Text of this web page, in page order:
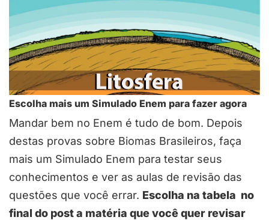
Escolha mais um Simulado Enem para fazer agora
Mandar bem no Enem é tudo de bom. Depois
destas provas sobre Biomas Brasileiros, faça
mais um Simulado Enem para testar seus
conhecimentos e ver as aulas de revisão das
questões que você errar. Escolha na tabela no
final do post a matéria que você quer revisar